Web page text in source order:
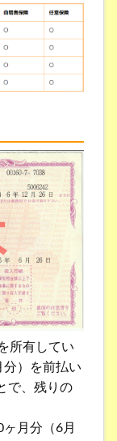
所有してい
分）を前払い
で、残りの
月分（6月